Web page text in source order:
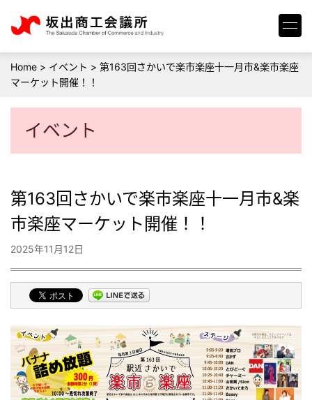
Home > イベント > 第163回さかいで楽市楽座十一月市&楽市楽座
マーケット開催！！
イベント
第163回さかいで楽市楽座十一月市&楽
市楽座マーケット開催！！
2025年11月12日